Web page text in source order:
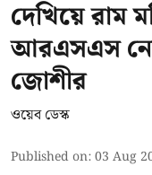
দেখিয়ে রাম
আরএসএস
জোশীর
ওয়েব ডেস্ক
Published on:03 Aug